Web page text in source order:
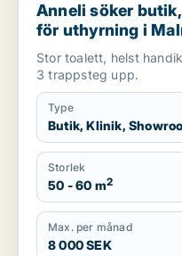
Anneli söker
för uthyrning i
Stor toalett, helst
3 trappsteg upp.
Type
Butik, Klinik,
Storlek
50 - 60 m2
Max. per månad
8 000 SEK